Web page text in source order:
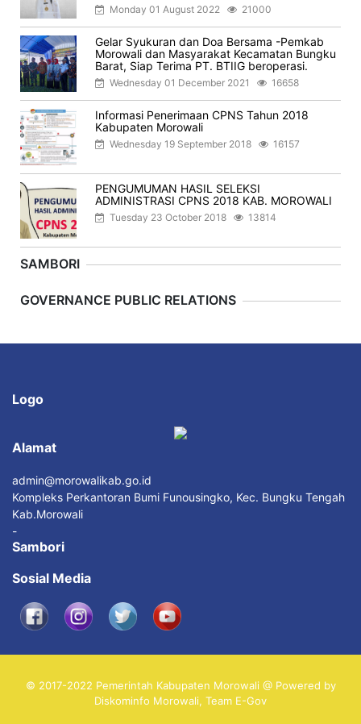
Monday 01 August 2022 21000
Gelar Syukuran dan Doa Bersama -Pemkab
Morowali dan Masyarakat Kecamatan Bungku
Barat, Siap Terima PT. BTIIG beroperasi.
Wednesday 01 December 2021 16658
Informasi Penerimaan CPNS Tahun 2018
Kabupaten Morowali
Wednesday 19 September 2018 16157
PENGUMUMAN HASIL SELEKSI
ADMINISTRASI CPNS 2018 KAB. MOROWALI
Tuesday 23 October 2018 13814
SAMBORI
Previous
GOVERNANCE PUBLIC RELATIONS
Logo
Alamat
admin@morowalikab.go.id
Kompleks Perkantoran Bumi Funousingko, Kec. Bungku Tengah
Kab.Morowali
-
Sambori
Sosial Media
© 2017-2022 Pemerintah Kabupaten Morowali @ Powered by
Diskominfo Morowali, Team E-Gov